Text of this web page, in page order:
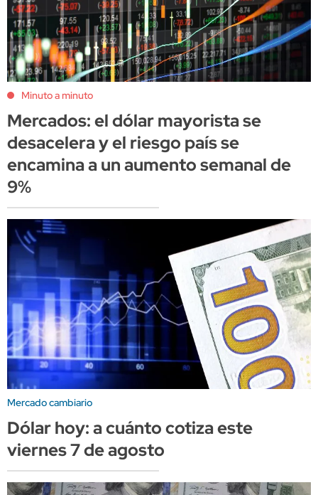
Minuto a minuto
Mercados: el dólar mayorista se
desacelera y el riesgo país se
encamina a un aumento semanal de
9%
Mercado cambiario
Dólar hoy: a cuánto cotiza este
viernes 7 de agosto